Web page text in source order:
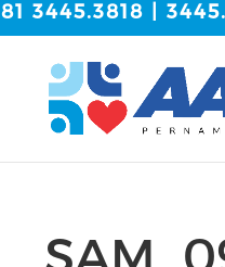
81 3445.3818 |